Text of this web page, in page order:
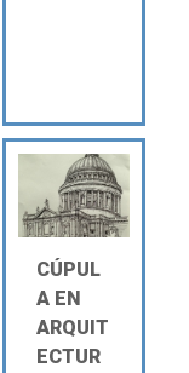
CÚPUL
A EN
ARQUIT
ECTUR